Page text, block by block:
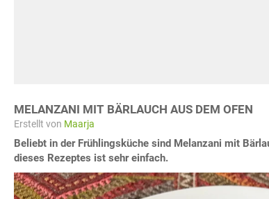
MELANZANI MIT BÄRLAUCH AUS DEM OFEN
Erstellt von Maarja
Beliebt in der Frühlingsküche sind Melanzani mit
dieses Rezeptes ist sehr einfach.